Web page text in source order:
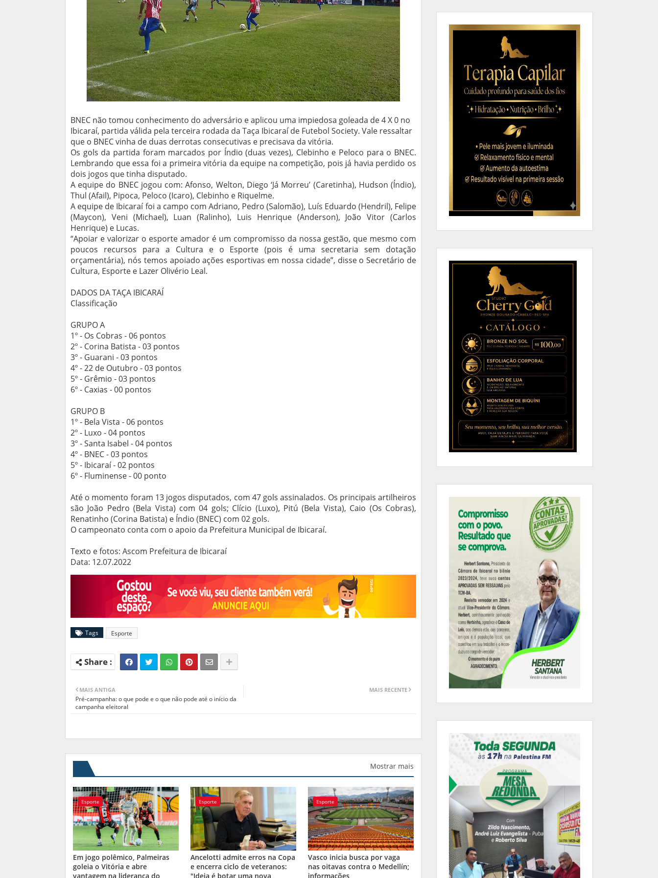
BNEC não tomou conhecimento do adversário e aplicou uma impiedosa goleada de 4 X 0 no
Ibicaraí, partida válida pela terceira rodada da Taça Ibicaraí de Futebol Society. Vale ressaltar
que o BNEC vinha de duas derrotas consecutivas e precisava da vitória.
Os gols da partida foram marcados por Índio (duas vezes), Clebinho e Peloco para o BNEC.
Lembrando que essa foi a primeira vitória da equipe na competição, pois já havia perdido os
dois jogos que tinha disputado.
A equipe do BNEC jogou com: Afonso, Welton, Diego ‘Já Morreu’ (Caretinha), Hudson (Índio),
Thul (Afail), Pipoca, Peloco (Icaro), Clebinho e Riquelme.
A equipe de Ibicaraí foi a campo com Adriano, Pedro (Salomão), Luís Eduardo (Hendril), Felipe
(Maycon), Veni (Michael), Luan (Ralinho), Luis Henrique (Anderson), João Vitor (Carlos
Henrique) e Lucas.
“Apoiar e valorizar o esporte amador é um compromisso da nossa gestão, que mesmo com
poucos recursos para a Cultura e o Esporte (pois é uma secretaria sem dotação
orçamentária), nós temos apoiado ações esportivas em nossa cidade”, disse o Secretário de
Cultura, Esporte e Lazer Olivério Leal.
DADOS DA TAÇA IBICARAÍ
Classificação
GRUPO A
1º - Os Cobras - 06 pontos
2º - Corina Batista - 03 pontos
3º - Guarani - 03 pontos
4º - 22 de Outubro - 03 pontos
5º - Grêmio - 03 pontos
6º - Caxias - 00 pontos
GRUPO B
1º - Bela Vista - 06 pontos
2º - Luxo - 04 pontos
3º - Santa Isabel - 04 pontos
4º - BNEC - 03 pontos
5º - Ibicaraí - 02 pontos
6º - Fluminense - 00 ponto
Até o momento foram 13 jogos disputados, com 47 gols assinalados. Os principais artilheiros
são João Pedro (Bela Vista) com 04 gols; Clício (Luxo), Pitú (Bela Vista), Caio (Os Cobras),
Renatinho (Corina Batista) e Índio (BNEC) com 02 gols.
O campeonato conta com o apoio da Prefeitura Municipal de Ibicaraí.
Texto e fotos: Ascom Prefeitura de Ibicaraí
Data: 12.07.2022
Tags Esporte
MAIS RECENTE
MAIS ANTIGA
Pré-campanha: o que pode e o que não pode até o início da
campanha eleitoral
Mostrar mais
Esporte
Em jogo polêmico, Palmeiras
goleia o Vitória e abre
vantagem na liderança do
Esporte
Ancelotti admite erros na Copa
e encerra ciclo de veteranos:
"Ideia é botar uma nova
Esporte
Vasco inicia busca por vaga
nas oitavas contra o Medellín;
informações